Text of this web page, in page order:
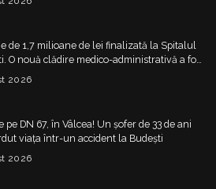
de 1,7 milioane de lei finalizată la Spitalul
O nouă clădire medico-administrativă a fost
2026
pe DN 67, în Vâlcea! Un șofer de 33 de ani
viața într-un accident la Budești
2026